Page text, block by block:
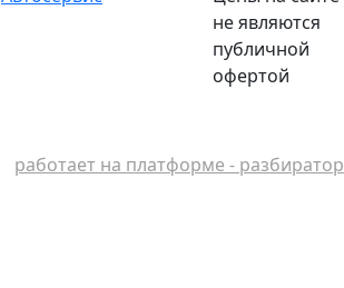
не являются
публичной
офертой
работает на платформе - разбиратор